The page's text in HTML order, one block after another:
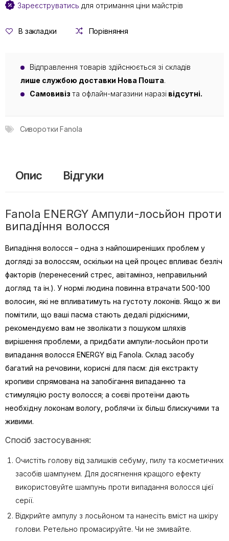
Зареєструватись для отримання ціни майстрів
В закладки Порівняння
Відправлення товарів здійснюється зі складів
лише службою доставки Нова Пошта.
Самовивіз та офлайн-магазини наразі відсутні.
Сиворотки Fanola
Опис Відгуки
Fanola ENERGY Ампули-лосьйон проти
випадіння волосся
Випадіння волосся – одна з найпоширеніших проблем у
догляді за волоссям, оскільки на цей процес впливає безліч
факторів (перенесений стрес, авітаміноз, неправильний
догляд та ін.). У нормі людина повинна втрачати 500-100
волосин, які не впливатимуть на густоту локонів. Якщо ж ви
помітили, що ваші пасма стають дедалі рідкісними,
рекомендуємо вам не зволікати з пошуком шляхів
вирішення проблеми, а придбати ампули-лосьйон проти
випадання волосся ENERGY від Fanola. Склад засобу
багатий на речовини, корисні для пасм: дія екстракту
кропиви спрямована на запобігання випаданню та
стимуляцію росту волосся; а соєві протеїни дають
необхідну локонам вологу, роблячи їх більш блискучими та
живими.
Спосіб застосування:
Очистіть голову від залишків себуму, пилу та косметичних
засобів шампунем. Для досягнення кращого ефекту
використовуйте шампунь проти випадання волосся цієї
серії.
Відкрийте ампулу з лосьйоном та нанесіть вміст на шкіру
голови. Ретельно промасируйте. Чи не змивайте.